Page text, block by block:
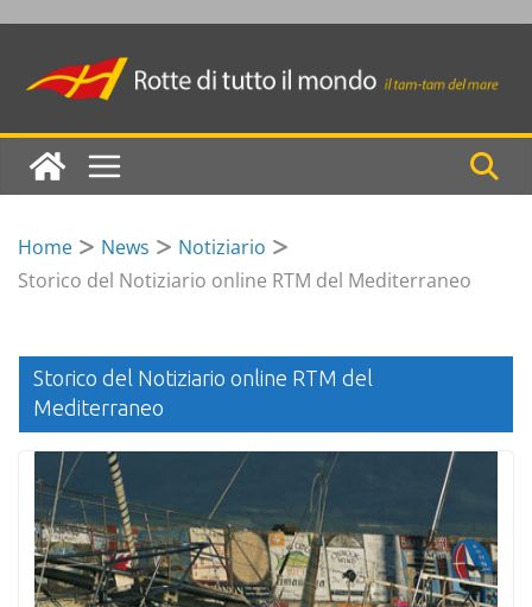
to
Home News
Notiziario
Storico del Notiziario online RTM del Mediterraneo
Storico del Notiziario online RTM del
Mediterraneo